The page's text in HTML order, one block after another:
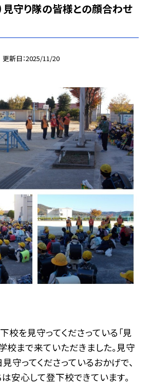
）見守り隊の皆様との顔合わせ
更新日 2025/11/20
校を見守ってくださっている「見
校まで来ていただきました。見守
守ってくださっているおかげで、
安心して登下校できています。